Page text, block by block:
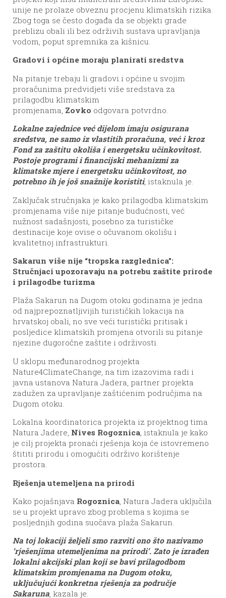
unije ne prolaze obveznu procjenu klimatskih rizika.
Zbog toga se često događa da se objekti grade
preblizu obali ili bez održivih sustava upravljanja
vodom, poput spremnika za kišnicu.
Gradovi i općine moraju planirati sredstva
Na pitanje trebaju li gradovi i općine u svojim
proračunima predvidjeti više sredstava za
prilagodbu klimatskim
promjenama, Zovko odgovara potvrdno.
Lokalne zajednice već dijelom imaju osigurana
sredstva, ne samo iz vlastitih proračuna, već i kroz
Fond za zaštitu okoliša i energetsku učinkovitost.
Postoje programi i financijski mehanizmi za
klimatske mjere i energetsku učinkovitost, no
potrebno ih je još snažnije koristiti, istaknula je.
Zaključak stručnjaka je kako prilagodba klimatskim
promjenama više nije pitanje budućnosti, već
nužnost sadašnjosti, posebno za turističke
destinacije koje ovise o očuvanom okolišu i
kvalitetnoj infrastrukturi.
Sakarun više nije “tropska razglednica”:
Stručnjaci upozoravaju na potrebu zaštite prirode
i prilagodbe turizma
Plaža Sakarun na Dugom otoku godinama je jedna
od najprepoznatljivijih turističkih lokacija na
hrvatskoj obali, no sve veći turistički pritisak i
posljedice klimatskih promjena otvorili su pitanje
njezine dugoročne zaštite i održivosti.
U sklopu međunarodnog projekta
Nature4ClimateChange, na tim izazovima radi i
javna ustanova Natura Jadera, partner projekta
zadužen za upravljanje zaštićenim područjima na
Dugom otoku.
Lokalna koordinatorica projekta iz projektnog tima
Natura Jadere, Nives Rogoznica, istaknula je kako
je cilj projekta pronaći rješenja koja će istovremeno
štititi prirodu i omogućiti održivo korištenje
prostora.
Rješenja utemeljena na prirodi
Kako pojašnjava Rogoznica, Natura Jadera uključila
se u projekt upravo zbog problema s kojima se
posljednjih godina suočava plaža Sakarun.
Na toj lokaciji željeli smo razviti ono što nazivamo
‘rješenjima utemeljenima na prirodi’. Zato je izrađen
lokalni akcijski plan koji se bavi prilagodbom
klimatskim promjenama na Dugom otoku,
uključujući konkretna rješenja za područje
Sakaruna, kazala je.